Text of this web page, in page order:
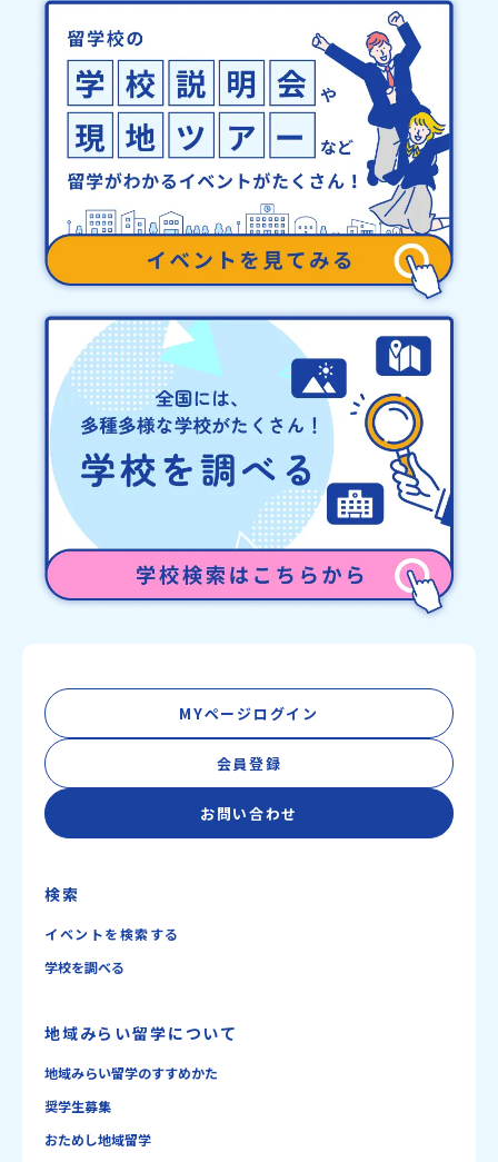
す。ご了承ください。プログラム開催日の前日＜8月3日＞から、
【キャンセルのご連絡日：お支払いいただく旅行代金】・21日目に
あたる日以前：無料・20日目-8日目：20％・7日目-2日目：30％・
プログラム開始日の前日：40％・プログラム開始日当日：50％・ご
連絡無しでの不参加またはプログラム開始後の解除：100％・催行中
止について天候などの状況等によって開催を見合わせる可能性があ
ります。その場合は原則、開催日1週間前までにご連絡いたします。
又、最少催行人数に達しなかった場合は、開催日3週間前までに催行
中止の旨をメールにてご連絡いたします。・よくあるご質問その
他、よくあるご質問についてはこちらをご確認ください。運営団体
について＜プログラム主催：一般財団法人地域・教育魅力化プラッ
トフォーム＞「意志ある若者にあふれる持続可能な地域・社会をつ
くる」というビジョンを掲げ、2017年3月に島根県に設立した教育
事業団体です。日本全国約200の高校と連携しながら、中学卒業後に
地域の枠を越えて生徒一人ひとりの夢や価値観に合った地域・学校
で1〜3年間過ごすことができるシステム「地域みらい留学」をはじ
めとした、教育事業や地域活性モデルをつくり続けています。名
称：一般財団法人地域・教育魅力化プラットフォーム設 立：2017
年3月代表者：岩本 悠所在地：〒690-0842 島根県松江市東本町二
丁目25-6 みらいBASE2階 その他所在地公式HP：http://c-
platform.or.jp/お問い合わせ先担当：小川・小原E-mail：
info@miratabi.jp「おためし地域留学体験」のプログラム開催情報
を公式LINEにて配信中！ぜひご登録ください♪地域みらい留学公式
MYページログイン
会員登録
お問い合わせ
検索
イベントを検索する
学校を調べる
地域みらい留学について
地域みらい留学のすすめかた
奨学生募集
おためし地域留学